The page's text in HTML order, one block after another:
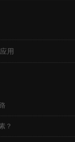
用
？